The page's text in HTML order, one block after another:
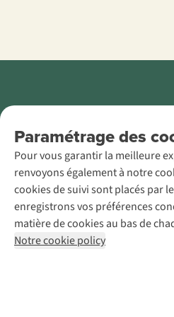
Paramétrage des
Pour vous garantir la meilleure
renvoyons également à notre
cookies de suivi sont placés par
enregistrons vos préférences
matière de cookies au bas de
Notre cookie policy
AS Adventure
Luxemburg SA,
Boulevard F.W.
Raiffeisen 25, L-
2411
Luxembourg
+32 (0)3 828
30 15